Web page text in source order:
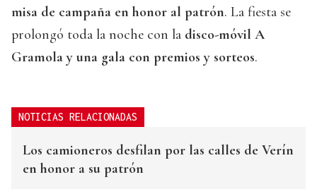
misa de campaña en honor al patrón. La fiesta se
prolongó toda la noche con la disco-móvil A
Gramola y una gala con premios y sorteos.
NOTICIAS RELACIONADAS
Los camioneros desfilan por las calles de Verín
en honor a su patrón